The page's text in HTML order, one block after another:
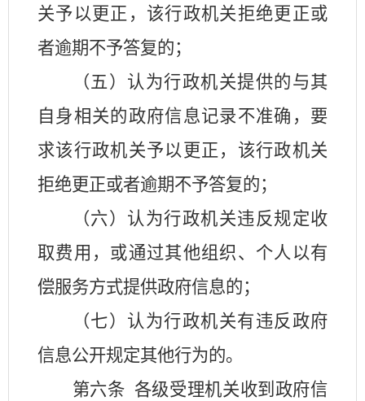
关予以更正，该行政机关拒绝更正或
者逾期不予答复的；
（五）认为行政机关提供的与其
自身相关的政府信息记录不准确，要
求该行政机关予以更正，该行政机关
拒绝更正或者逾期不予答复的；
（六）认为行政机关违反规定收
取费用，或通过其他组织、个人以有
偿服务方式提供政府信息的；
（七）认为行政机关有违反政府
信息公开规定其他行为的。
第六条 各级受理机关收到政府信